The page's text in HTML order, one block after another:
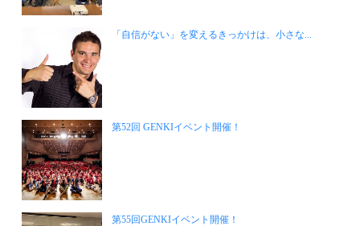
「自信がない」を変えるきっかけは、小さな...
第52回 GENKIイベント開催！
第55回GENKIイベント開催！